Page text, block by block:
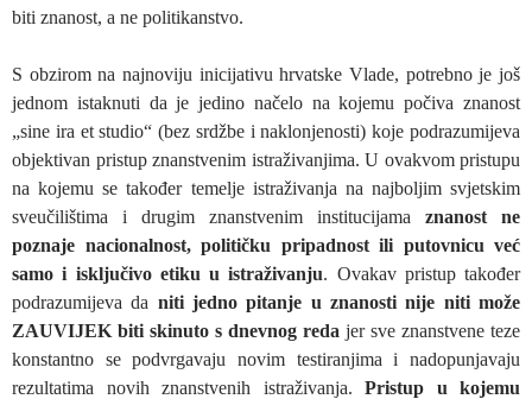
biti znanost, a ne politikanstvo.
S obzirom na najnoviju inicijativu hrvatske Vlade, potrebno je još
jednom istaknuti da je jedino načelo na kojemu počiva znanost
„sine ira et studio“ (bez srdžbe i naklonjenosti) koje podrazumijeva
objektivan pristup znanstvenim istraživanjima. U ovakvom pristupu
na kojemu se također temelje istraživanja na najboljim svjetskim
sveučilištima i drugim znanstvenim institucijama znanost ne
poznaje nacionalnost, političku pripadnost ili putovnicu već
samo i isključivo etiku u istraživanju. Ovakav pristup također
podrazumijeva da niti jedno pitanje u znanosti nije niti može
ZAUVIJEK biti skinuto s dnevnog reda jer sve znanstvene teze
konstantno se podvrgavaju novim testiranjima i nadopunjavaju
rezultatima novih znanstvenih istraživanja. Pristup u kojemu